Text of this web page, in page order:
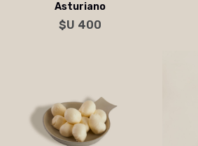
Asturiano
$U 400